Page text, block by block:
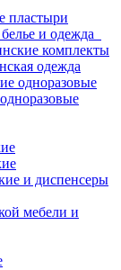
пластыри
и одежда
комплекты
одежда
одноразовые
и диспенсеры
мебели и